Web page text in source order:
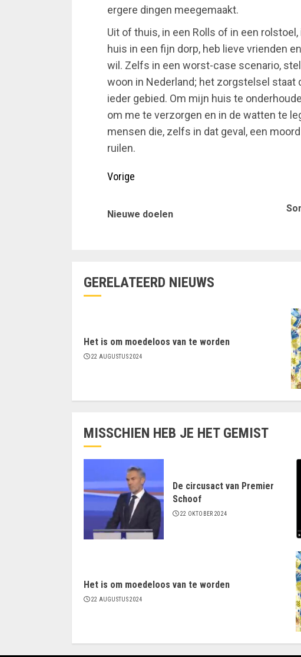
ergere dingen meegemaakt.
Uit of thuis, in een Rolls of in een
huis in een fijn dorp, heb lieve vrienden
wil. Zelfs in een worst-case scenario,
woon in Nederland; het zorgstelsel staat
ieder gebied. Om mijn huis te
om me te verzorgen en in de watten te
mensen die, zelfs in dat geval, een
ruilen.
Doorgaan
lezen
Vorige
Nieuwe doelen
GERELATEERD NIEUWS
Het is om moedeloos van te worden
22 AUGUSTUS 2024
MISSCHIEN HEB JE HET GEMIST
De circusact van Premier
Schoof
22 OKTOBER 2024
Het is om moedeloos van te worden
22 AUGUSTUS 2024